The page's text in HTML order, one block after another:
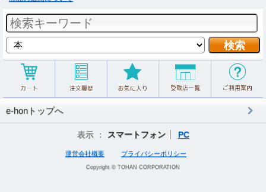
e-honトップへ
表示 ： スマートフォン PC
運営会社概要 プライバシーポリシー
Copyright © TOHAN CORPORATION